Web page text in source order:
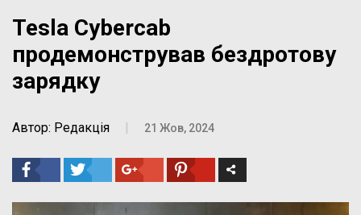
Tesla Cybercab
продемонстрував бездротову
зарядку
Автор: Редакція | 21 Жов, 2024